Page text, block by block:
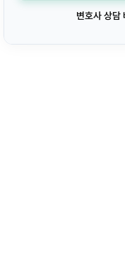
변호사 상담